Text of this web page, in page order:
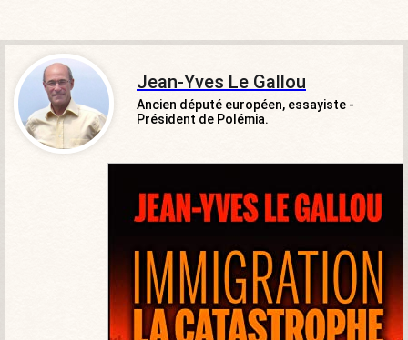
Jean-Yves Le Gallou
Ancien député européen, essayiste -
Président de Polémia.